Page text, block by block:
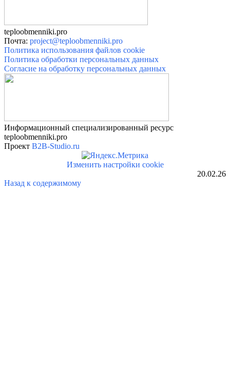
teploobmenniki.pro
Почта: project@teploobmenniki.pro
Политика использования файлов cookie
Политика обработки персональных данных
Согласие на обработку персональных данных
Информационный специализированный ресурс
teploobmenniki.pro
Проект B2B-Studio.ru
Изменить настройки cookie
20.02.26
Назад к содержимому